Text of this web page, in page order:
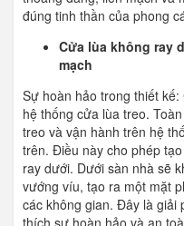
đúng tinh thần của phong
Cửa lùa không ray
mạch
Sự hoàn hảo trong thiết
hệ thống cửa lùa treo.
treo và vận hành trên hệ
trên. Điều này cho phép
ray dưới. Dưới sàn nhà sẽ
vướng víu, tạo ra một mặt
các không gian. Đây là giải
thích sự hoàn hảo và an